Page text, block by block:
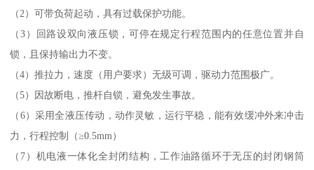
（2）可带负荷起动，具有过载保护功能。
（3）回路设双向液压锁，可停在规定行程范围内的任意位置并自
锁，且保持输出力不变。
（4）推拉力，速度（用户要求）无级可调，驱动力范围极广。
（5）因故断电，推杆自锁，避免发生事故。
（6）采用全液压传动，动作灵敏，运行平稳，能有效缓冲外来冲击
力，行程控制（≥0.5mm）
（7）机电液一体化全封闭结构，工作油路循环于无压的封闭钢筒